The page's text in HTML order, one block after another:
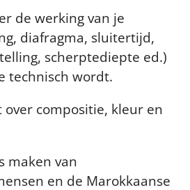
de werking van je
diafragma, sluitertijd,
scherptediepte ed.)
technisch wordt.
compositie, kleur en
maken van
en de Marokkaanse